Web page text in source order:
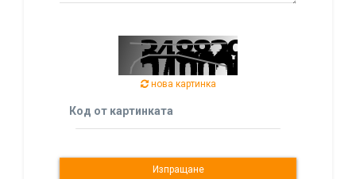
нова картинка
Код от картинката